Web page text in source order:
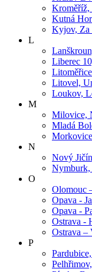
Kroměříž,
Kutná
Kyjov, Za
L
Liberec
Litovel,
Loukov,
M
Milovice,
Mladá
N
Nový
Nymburk,
O
Olomouc
Opava -
Opava -
Ostrava -
Ostrava –
P